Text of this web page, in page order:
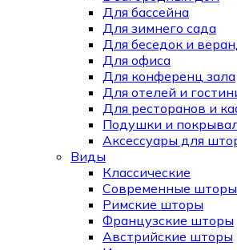
Для бассейна
Для зимнего сада
Для беседок и
Для офиса
Для конференц зала
Для отелей и
Для ресторанов и
Подушки и
Аксессуары для
Виды
Классические
Современные шторы
Римские шторы
Французские шторы
Австрийские шторы